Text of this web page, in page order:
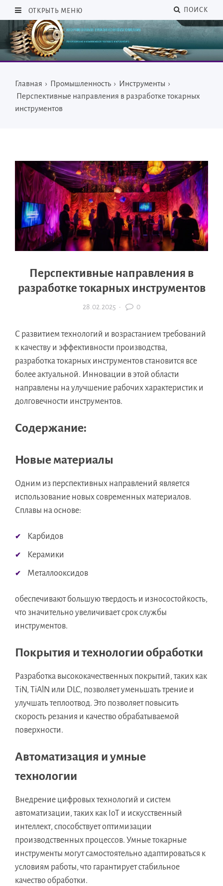
ОТКРЫТЬ МЕНЮ ПОИСК
Главная › Промышленность › Инструменты ›
Перспективные направления в разработке токарных
инструментов
Перспективные направления в
разработке токарных инструментов
28.02.2025 · 0
С развитием технологий и возрастанием требований
к качеству и эффективности производства,
разработка токарных инструментов становится все
более актуальной. Инновации в этой области
направлены на улучшение рабочих характеристик и
долговечности инструментов.
Содержание:
Новые материалы
Одним из перспективных направлений является
использование новых современных материалов.
Сплавы на основе:
Карбидов
Керамики
Металлооксидов
обеспечивают большую твердость и износостойкость,
что значительно увеличивает срок службы
инструментов.
Покрытия и технологии обработки
Разработка высококачественных покрытий, таких как
TiN, TiAlN или DLC, позволяет уменьшать трение и
улучшать теплоотвод. Это позволяет повысить
скорость резания и качество обрабатываемой
поверхности.
Автоматизация и умные
технологии
Внедрение цифровых технологий и систем
автоматизации, таких как IoT и искусственный
интеллект, способствует оптимизации
производственных процессов. Умные токарные
инструменты могут самостоятельно адаптироваться к
условиям работы, что гарантирует стабильное
качество обработки.